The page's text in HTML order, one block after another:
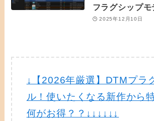
フラグシップモ
2025年12月10日
↓【2026年厳選】DTMプラ
ル！使いたくなる新作から
何がお得？？↓↓↓↓↓↓